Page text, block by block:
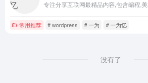
常用推荐 # wordpress # 一为 # 一为忆
没有了